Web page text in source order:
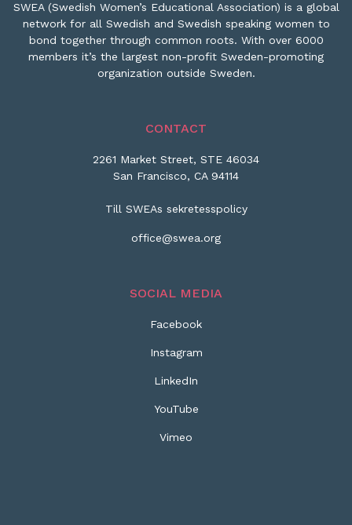
SWEA (Swedish Women’s Educational Association) is a global
network for all Swedish and Swedish speaking women to
bond together through common roots. With over 6000
members it’s the largest non-profit Sweden-promoting
organization outside Sweden.
CONTACT
2261 Market Street, STE 46034
San Francisco, CA 94114
Till SWEAs sekretesspolicy
office@swea.org
SOCIAL MEDIA
Facebook
Instagram
LinkedIn
YouTube
Vimeo